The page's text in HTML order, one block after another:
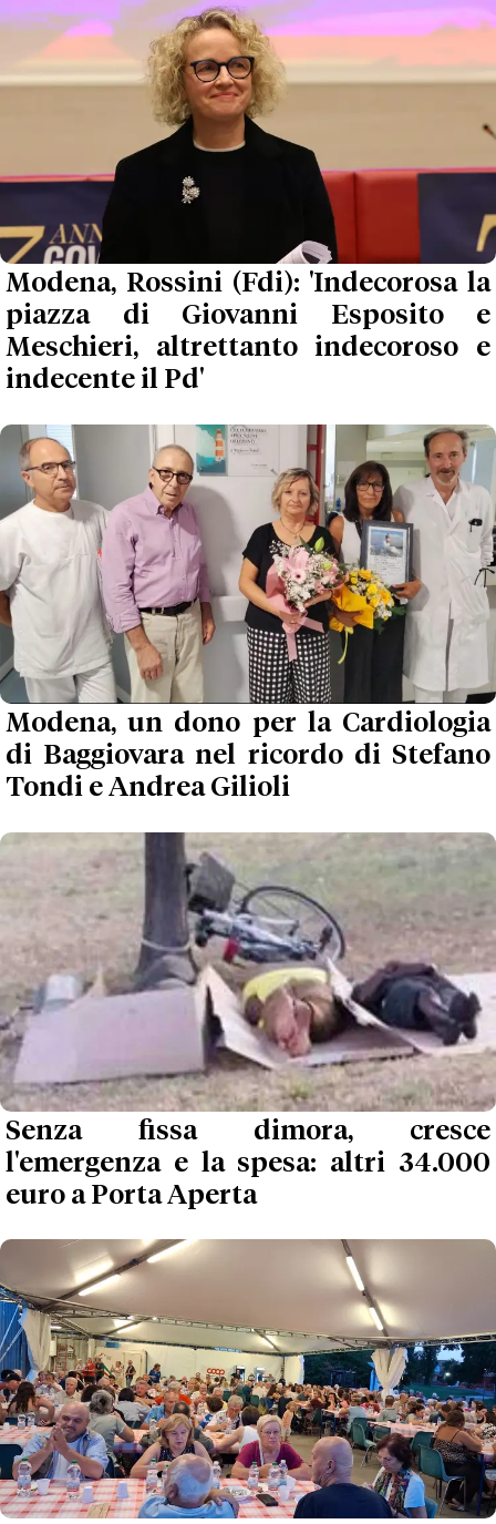
Modena, Rossini (Fdi): 'Indecorosa la
piazza di Giovanni Esposito e
Meschieri, altrettanto indecoroso e
indecente il Pd'
Modena, un dono per la Cardiologia
di Baggiovara nel ricordo di Stefano
Tondi e Andrea Gilioli
Senza fissa dimora, cresce
l'emergenza e la spesa: altri 34.000
euro a Porta Aperta